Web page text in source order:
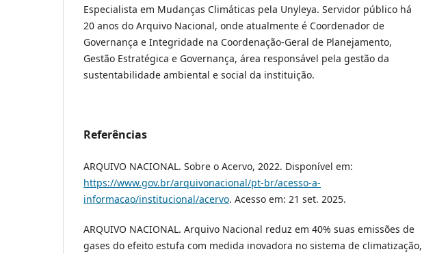
Especialista em Mudanças Climáticas pela Unyleya. Servidor público há
20 anos do Arquivo Nacional, onde atualmente é Coordenador de
Governança e Integridade na Coordenação-Geral de Planejamento,
Gestão Estratégica e Governança, área responsável pela gestão da
sustentabilidade ambiental e social da instituição.
Referências
ARQUIVO NACIONAL. Sobre o Acervo, 2022. Disponível em:
https://www.gov.br/arquivonacional/pt-br/acesso-a-
informacao/institucional/acervo. Acesso em: 21 set. 2025.
ARQUIVO NACIONAL. Arquivo Nacional reduz em 40% suas emissões de
gases do efeito estufa com medida inovadora no sistema de climatização,